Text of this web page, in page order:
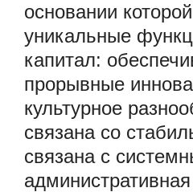
основании
уникальные
капитал:
прорывные
культурное
связана со
связана с